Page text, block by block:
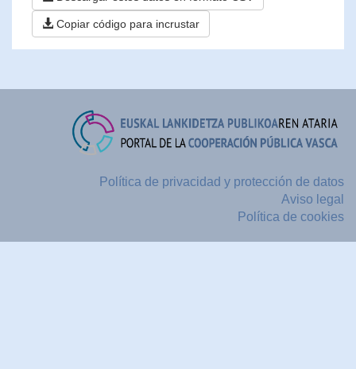
Copiar código para incrustar
Política de privacidad y protección de datos
Aviso legal
Política de cookies